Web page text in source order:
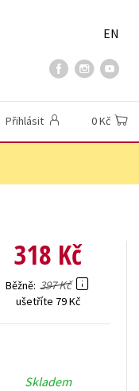
EN
Přihlásit 0 Kč
318 Kč
Běžně 397 Kč
ušetříte 79 Kč
Skladem